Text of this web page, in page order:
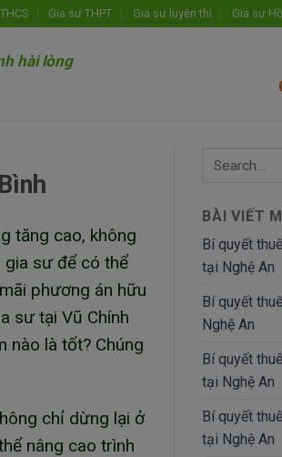
Gia sư THPT Gia sư luyện thi Gia sư
hài lòng
tăng cao, không
gia sư để có thể
phương án hữu
sư tại Vũ Chính
nào là tốt? Chúng
chỉ dừng lại ở
nâng cao trình
BÀI VIẾT
Bí quyết
tại Nghệ An
Bí quyết
Nghệ An
Bí quyết
tại Nghệ An
Bí quyết
tại Nghệ An